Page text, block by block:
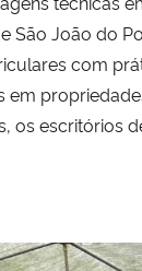
João do
com
escritórios